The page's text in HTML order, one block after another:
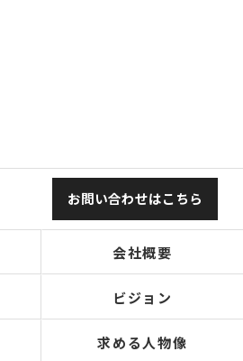
お問い合わせはこちら
会社概要
ビジョン
求める人物像